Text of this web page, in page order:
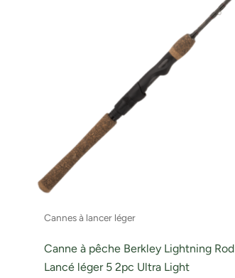
Cannes à lancer léger
Canne à pêche Berkley Lightning Rod
Lancé léger 5 2pc Ultra Light